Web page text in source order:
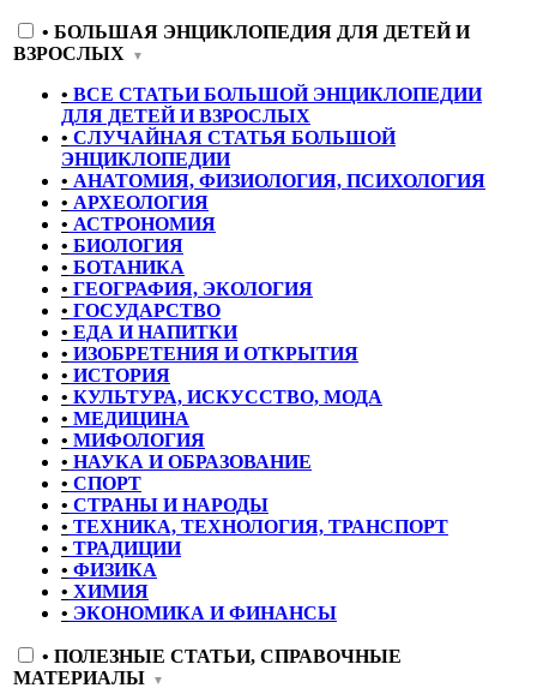
• БОЛЬШАЯ ЭНЦИКЛОПЕДИЯ ДЛЯ ДЕТЕЙ И
ВЗРОСЛЫХ ▼
• ВСЕ СТАТЬИ БОЛЬШОЙ ЭНЦИКЛОПЕДИИ
ДЛЯ ДЕТЕЙ И ВЗРОСЛЫХ
• СЛУЧАЙНАЯ СТАТЬЯ БОЛЬШОЙ
ЭНЦИКЛОПЕДИИ
• АНАТОМИЯ, ФИЗИОЛОГИЯ, ПСИХОЛОГИЯ
• АРХЕОЛОГИЯ
• АСТРОНОМИЯ
• БИОЛОГИЯ
• БОТАНИКА
• ГЕОГРАФИЯ, ЭКОЛОГИЯ
• ГОСУДАРСТВО
• ЕДА И НАПИТКИ
• ИЗОБРЕТЕНИЯ И ОТКРЫТИЯ
• ИСТОРИЯ
• КУЛЬТУРА, ИСКУССТВО, МОДА
• МЕДИЦИНА
• МИФОЛОГИЯ
• НАУКА И ОБРАЗОВАНИЕ
• СПОРТ
• СТРАНЫ И НАРОДЫ
• ТЕХНИКА, ТЕХНОЛОГИЯ, ТРАНСПОРТ
• ТРАДИЦИИ
• ФИЗИКА
• ХИМИЯ
• ЭКОНОМИКА И ФИНАНСЫ
• ПОЛЕЗНЫЕ СТАТЬИ, СПРАВОЧНЫЕ
МАТЕРИАЛЫ ▼